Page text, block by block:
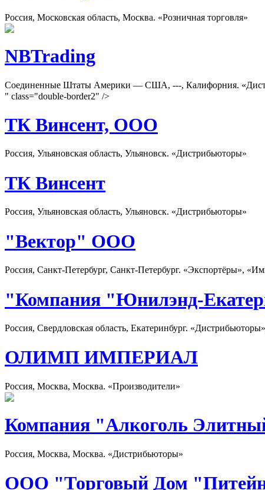
Россия, Московская область, Москва. «Розничная торговля»
NBTrading
Соединенные Штаты Америки — США, ---, Калифорния.
" class="double-border2" />
ТК Винсент, ООО
Россия, Ульяновская область, Ульяновск. «Дистрибьюторы»
ТК Винсент
Россия, Ульяновская область, Ульяновск. «Дистрибьюторы»
"Вектор" ООО
Россия, Санкт-Петербург, Санкт-Петербург. «Экспортёры»,
"Компания "Юнилэнд-
Россия, Свердловская область, Екатеринбург.
ОЛИМП ИМПЕРИАЛ
Россия, Москва, Москва. «Производители»
Компания "Алкоголь
Россия, Москва, Москва. «Дистрибьюторы»
ООО "Торговый Дом